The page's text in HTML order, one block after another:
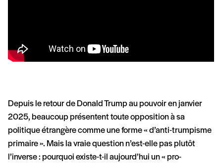
Depuis le retour de Donald Trump au pouvoir en janvier
2025, beaucoup présentent toute opposition à sa
politique étrangère comme une forme « d’anti-trumpisme
primaire ». Mais la vraie question n’est-elle pas plutôt
l’inverse : pourquoi existe-t-il aujourd’hui un « pro-